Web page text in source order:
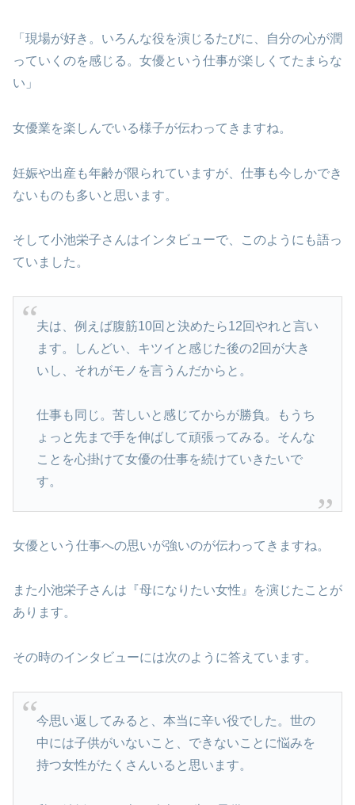
「現場が好き。いろんな役を演じるたびに、自分の心が潤
っていくのを感じる。女優という仕事が楽しくてたまらな
い」
女優業を楽しんでいる様子が伝わってきますね。
妊娠や出産も年齢が限られていますが、仕事も今しかでき
ないものも多いと思います。
そして小池栄子さんはインタビューで、このようにも語っ
ていました。
夫は、例えば腹筋10回と決めたら12回やれと言い
ます。しんどい、キツイと感じた後の2回が大き
いし、それがモノを言うんだからと。
仕事も同じ。苦しいと感じてからが勝負。もうち
ょっと先まで手を伸ばして頑張ってみる。そんな
ことを心掛けて女優の仕事を続けていきたいで
す。
女優という仕事への思いが強いのが伝わってきますね。
また小池栄子さんは『母になりたい女性』を演じたことが
あります。
その時のインタビューには次のように答えています。
今思い返してみると、本当に辛い役でした。世の
中には子供がいないこと、できないことに悩みを
持つ女性がたくさんいると思います。